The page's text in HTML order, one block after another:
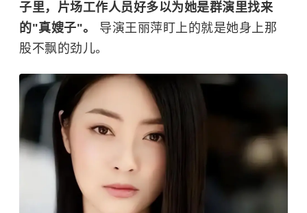
子里，片场工作人员好多以为她是群演里找来
的"真嫂子"。 导演王丽萍盯上的就是她身上那
股不飘的劲儿。